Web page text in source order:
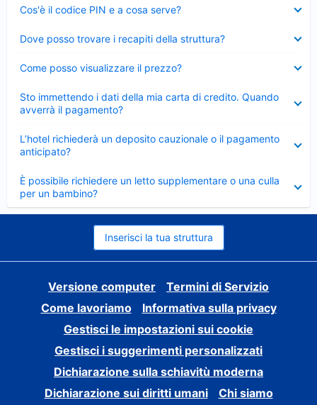
Cos'è il codice PIN e a cosa serve?
chiuso
Dove posso trovare i recapiti della struttura?
chiuso
Come posso visualizzare il prezzo?
chiuso
Sto immettendo i dati della mia carta di credito. Quando
avverrà il pagamento?
chiuso
L’hotel richiederà un deposito cauzionale o il pagamento
anticipato?
chiuso
È possibile richiedere un letto supplementare o una culla
per un bambino?
Elemento
chiuso
Inserisci la tua struttura
Versione computer
Termini di Servizio
Come lavoriamo
Informativa sulla privacy
Gestisci le impostazioni sui cookie
Gestisci i suggerimenti personalizzati
Dichiarazione sulla schiavitù moderna
Dichiarazione sui diritti umani
Chi siamo